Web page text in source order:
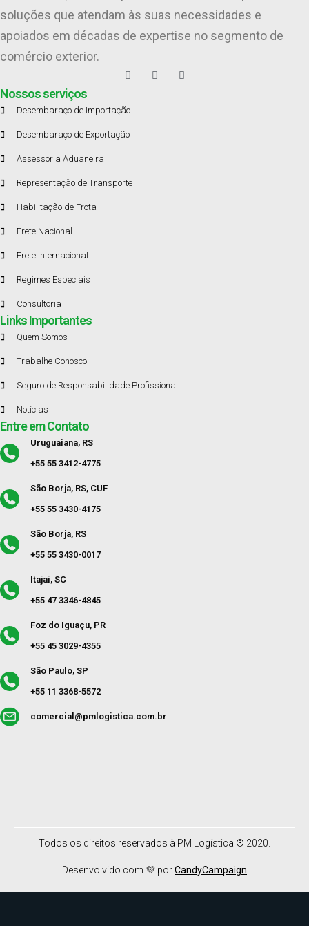
soluções que atendam às suas necessidades e
apoiados em décadas de expertise no segmento de
comércio exterior.
Nossos serviços
Desembaraço de Importação
Desembaraço de Exportação
Assessoria Aduaneira
Representação de Transporte
Habilitação de Frota
Frete Nacional
Frete Internacional
Regimes Especiais
Consultoria
Links Importantes
Quem Somos
Trabalhe Conosco
Seguro de Responsabilidade Profissional
Notícias
Entre em Contato
Uruguaiana, RS
+55 55 3412-4775
São Borja, RS, CUF
+55 55 3430-4175
São Borja, RS
+55 55 3430-0017
Itajaí, SC
+55 47 3346-4845
Foz do Iguaçu, PR
+55 45 3029-4355
São Paulo, SP
+55 11 3368-5572
comercial@pmlogistica.com.br
Todos os direitos reservados à PM Logística ® 2020.
Desenvolvido com 💜 porCandyCampaign